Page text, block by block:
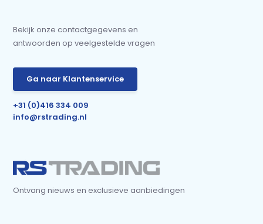
Bekijk onze contactgegevens en
antwoorden op veelgestelde vragen
Ga naar Klantenservice
+31 (0)416 334 009
info@rstrading.nl
Ontvang nieuws en exclusieve aanbiedingen